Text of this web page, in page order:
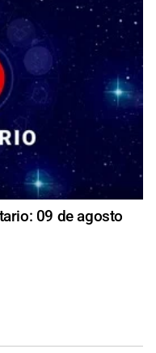
09 de agosto